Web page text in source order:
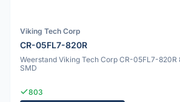
Viking Tech Corp
CR-05FL7-820R
Weerstand Viking Tech Corp CR-05FL7-820R
SMD
803